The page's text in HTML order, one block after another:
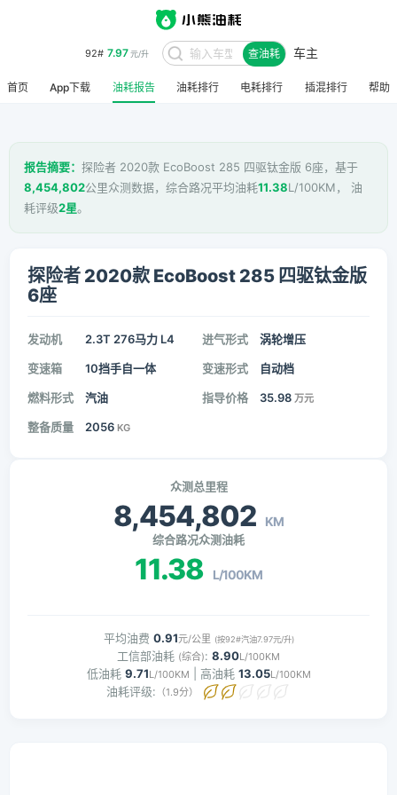
92# 7.97元/升 查油耗 车主
首页 App下载 油耗报告 油耗排行 电耗排行 插混排行 帮助
报告摘要： 探险者 2020款 EcoBoost 285 四驱钛金版 6座，基于
8,454,802公里众测数据，综合路况平均油耗11.38L/100KM， 油
耗评级2星。
探险者 2020款 EcoBoost 285 四驱钛金版
6座
发动机 2.3T 276马力 L4 进气形式 涡轮增压
变速箱 10挡手自一体 变速形式 自动档
燃料形式 汽油 指导价格 35.98 万元
整备质量 2056 KG
众测总里程
8,454,802 KM
综合路况众测油耗
11.38 L/100KM
平均油费 0.91元/公里 (按92#汽油7.97元/升)
工信部油耗 (综合): 8.90L/100KM
低油耗 9.71L/100KM | 高油耗 13.05L/100KM
油耗评级: （1.9分）